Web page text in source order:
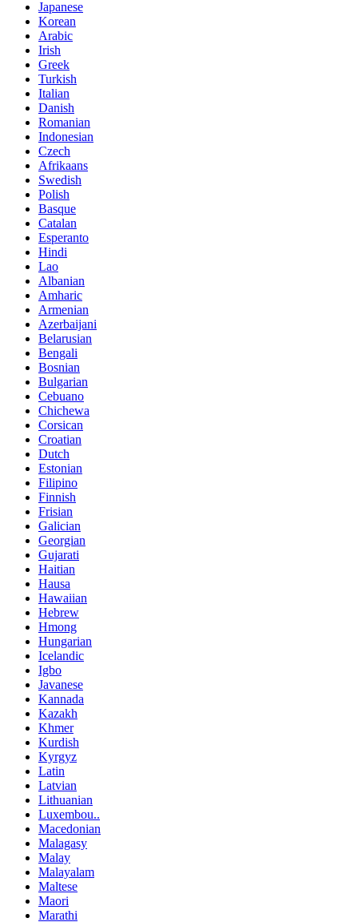
Japanese
Korean
Arabic
Irish
Greek
Turkish
Italian
Danish
Romanian
Indonesian
Czech
Afrikaans
Swedish
Polish
Basque
Catalan
Esperanto
Hindi
Lao
Albanian
Amharic
Armenian
Azerbaijani
Belarusian
Bengali
Bosnian
Bulgarian
Cebuano
Chichewa
Corsican
Croatian
Dutch
Estonian
Filipino
Finnish
Frisian
Galician
Georgian
Gujarati
Haitian
Hausa
Hawaiian
Hebrew
Hmong
Hungarian
Icelandic
Igbo
Javanese
Kannada
Kazakh
Khmer
Kurdish
Kyrgyz
Latin
Latvian
Lithuanian
Luxembou..
Macedonian
Malagasy
Malay
Malayalam
Maltese
Maori
Marathi